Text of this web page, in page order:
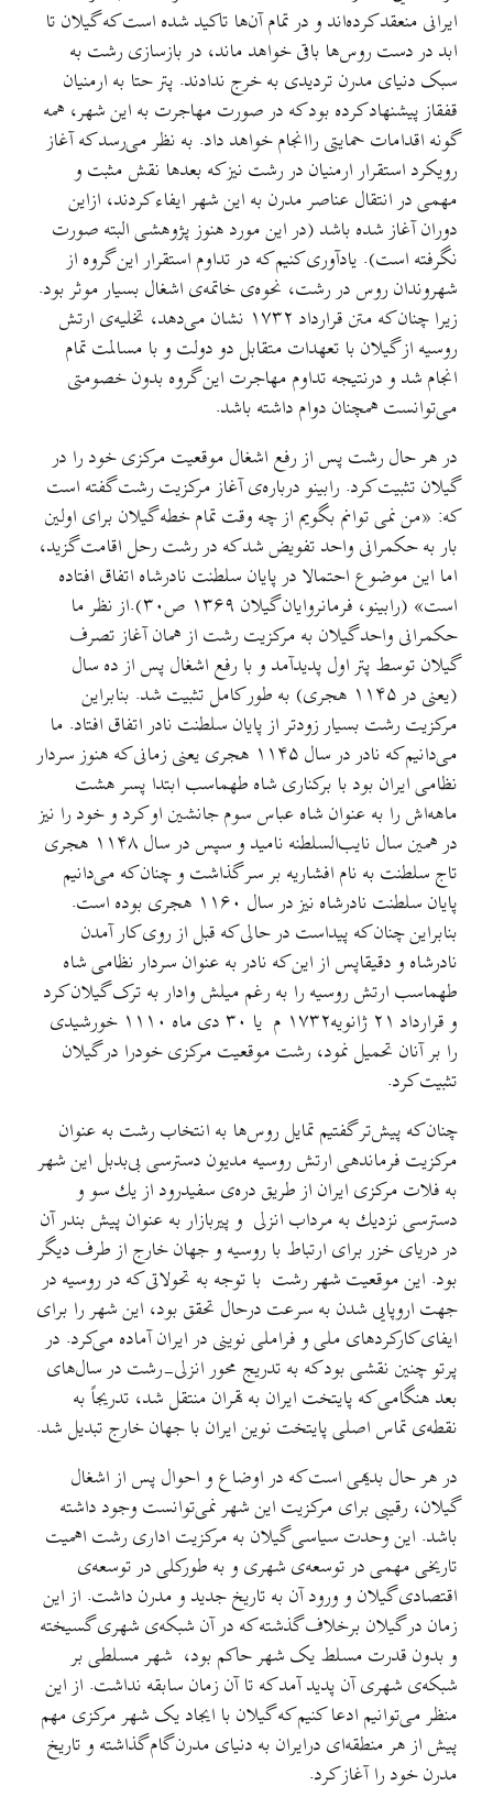
ایرانی منعقد کرده‌اند و در تمام آن‌ها تاکید شده است که گیلان تا
ابد در دست روس‌ها باقی خواهد ماند، در بازسازی رشت به
سبک دنیای مدرن تردیدی به خرج ندادند. پتر حتا به ارمنیان
قفقاز پیشنهاد کرده بود که در صورت مهاجرت به این شهر، همه
گونه اقدامات حمایتی راانجام خواهد داد. به نظر می‌رسد که آغاز
رویکرد استقرار ارمنیان در رشت نیز که بعدها نقش مثبت و
مهمی در انتقال عناصر مدرن به این شهر ایفاء کردند، ازاین
دوران آغاز شده باشد (در این مورد هنوز پژوهشی البته صورت
نگرفته است). یادآوری کنیم که در تداوم استقرار این گروه از
شهروندان روس در رشت، نحوه‌ی خاتمه‌ی اشغال بسیار موثر بود.
زیرا چنان که متن قرارداد ۱۷۳۲ نشان می‌دهد، تخلیه‌ی ارتش
روسیه از گیلان با تعهدات متقابل دو دولت و با مسالمت تمام
انجام شد و درنتیجه تداوم مهاجرت این گروه بدون خصومتی
می‌توانست همچنان دوام داشته باشد.
در هر حال رشت پس از رفع اشغال موقعیت مرکزی خود را در
گیلان تثبیت کرد. رابینو درباره‌ی آغاز مرکزیت رشت گفته است
كه: «من نمی توانم بگویم از چه وقت تمام خطه گیلان برای اولین
بار به حكمرانی واحد تفویض شد كه در رشت رحل اقامت گزید،
اما این موضوع احتمالا در پایان سلطنت نادرشاه اتفاق افتاده
است» (رابینو، فرمانروایان گیلان ۱۳۶۹ ص۳۰).از نظر ما
حكمرانی واحد گیلان به مرکزیت رشت از همان آغاز تصرف
گیلان توسط پتر اول پدیدآمد و با رفع اشغال پس از ده سال
(یعنی در ۱۱۴۵ هجری) به طور کامل تثبیت شد. بنابراین
مرکزیت رشت بسیار زودتر از پایان سلطنت نادر اتفاق افتاد. ما
می‌دانیم که نادر در سال ۱۱۴۵ هجری یعنی زمانی که هنوز سردار
نظامی ایران بود با برکناری شاه طهماسب ابتدا پسر هشت
ماهه‌اش را به عنوان شاه عباس سوم جانشین او کرد و خود را نیز
در همین سال نایب‌السلطنه نامید و سپس در سال ۱۱۴۸ هجری
تاج سلطنت به نام افشاریه بر سر گذاشت و چنان که می‌دانیم
پایان سلطنت نادرشاه نیز در سال ۱۱۶۰ هجری بوده است.
بنابراین چنان که پیداست در حالی که قبل از روی كار آمدن
نادرشاه و دقیقاپس از این که نادر به عنوان سردار نظامی شاه
طهماسب ارتش روسیه را به رغم میلش وادار به ترک گیلان کرد
و قرارداد ۲۱ ژانویه۱۷۳۲ م یا ۳۰ دی ماه ۱۱۱۰ خورشیدی
را بر آنان تحمیل نمود، رشت موقعیت مركز‌ی خودرا در گیلان
تثبیت کرد.
چنان که پیش‌تر گفتیم تمایل روس‌ها به انتخاب رشت به عنوان
مرکزیت فرماندهی ارتش روسیه مدیون دسترسی بی‌بدبل این شهر
به فلات مركزی ایران از طریق دره‌ی سفیدرود از یك سو و
دسترسی نزدیك به مرداب انزلی و پیربازار به عنوان پیش بندر آن
در دریای خزر برای ارتباط با روسیه و جهان خارج از طرف دیگر
بود. این موقعیت شهر رشت با توجه به تحولاتی که در روسیه در
جهت اروپایی شدن به سرعت درحال تحقق بود، این شهر را برای
ایفای کارکردهای ملی و فراملی نوینی در ایران آماده می‌کرد. در
پرتو چنین نقشی بود که به تدریج محور انزلی-رشت در سال‌های
بعد هنگامی که پایتخت ایران به تهران منتقل شد، تدریجاً به
نقطه‌ی تماس اصلی پایتخت نوین ایران با جهان خارج تبدیل شد.
در هر حال بدیهی است كه در اوضاع و احوال پس از اشغال
گیلان، رقیبی برای مركزیت این شهر نمی‌توانست وجود داشته
باشد. این وحدت سیاسی گیلان به مركزیت اداری رشت اهمیت
تاریخی مهمی در توسعه‌ی شهری و به طوركلی در توسعه‌ی
اقتصادی گیلان و ورود آن به تاریخ جدید و مدرن داشت. از این
زمان در گیلان برخلاف گذشته که در آن شبکه‌ی شهری گسیخته
و بدون قدرت مسلط یک شهر حاکم بود، شهر مسلطی بر
شبكه‌ی شهری آن پدید آمد كه تا آن زمان سابقه نداشت. از این
منظر می‌توانیم ادعا كنیم كه گیلان با ایجاد یک شهر مرکزی مهم
پیش از هر منطقه‌ای درایران به دنیای مدرن گام گذاشته و تاریخ
مدرن خود را آغاز كرد.